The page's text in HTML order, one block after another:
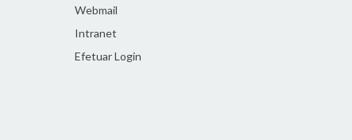
Webmail
Intranet
Efetuar Login